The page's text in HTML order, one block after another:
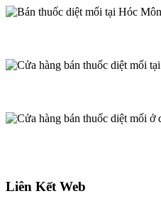
Liên Kết Web